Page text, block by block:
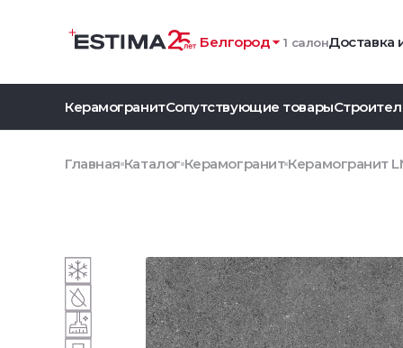
Белгород 1 салонДоставка
КерамогранитСопутствующие товары
Главная Каталог Керамогранит Керамогранит